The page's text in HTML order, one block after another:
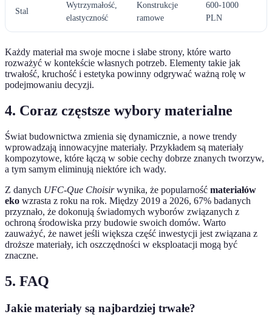
Stal
Wytrzymałość,
elastyczność
Konstrukcje
ramowe
600-1000
PLN
Każdy materiał ma swoje mocne i słabe strony, które warto
rozważyć w kontekście własnych potrzeb. Elementy takie jak
trwałość, kruchość i estetyka powinny odgrywać ważną rolę w
podejmowaniu decyzji.
4. Coraz częstsze wybory materialne
Świat budownictwa zmienia się dynamicznie, a nowe trendy
wprowadzają innowacyjne materiały. Przykładem są materiały
kompozytowe, które łączą w sobie cechy dobrze znanych tworzyw,
a tym samym eliminują niektóre ich wady.
Z danych UFC-Que Choisirwynika, że popularność materiałów
eko wzrasta z roku na rok. Między 2019 a 2026, 67% badanych
przyznało, że dokonują świadomych wyborów związanych z
ochroną środowiska przy budowie swoich domów. Warto
zauważyć, że nawet jeśli większa część inwestycji jest związana z
droższe materiały, ich oszczędności w eksploatacji mogą być
znaczne.
5. FAQ
Jakie materiały są najbardziej trwałe?